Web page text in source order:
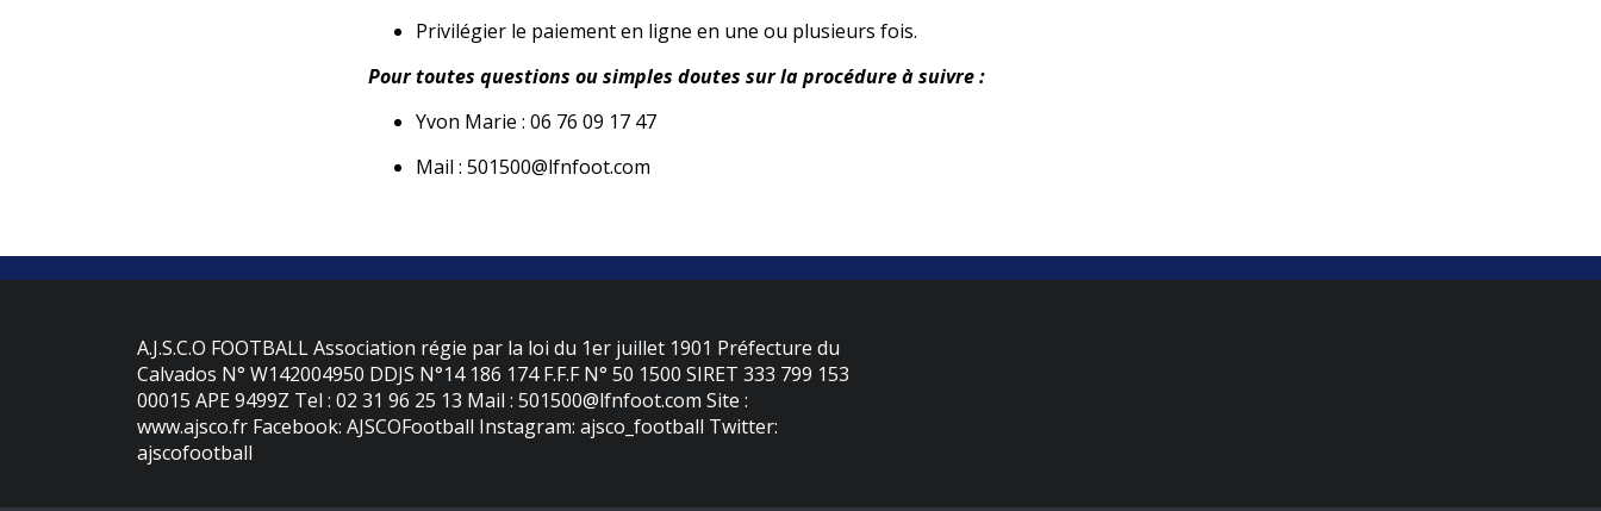
Privilégier le paiement en ligne en une ou plusieurs fois.
Pour toutes questions ou simples doutes sur la procédure à suivre :
Yvon Marie : 06 76 09 17 47
Mail : 501500@lfnfoot.com
A.J.S.C.O FOOTBALL Association régie par la loi du 1er juillet 1901 Préfecture du
Calvados N° W142004950 DDJS N°14 186 174 F.F.F N° 50 1500 SIRET 333 799 153
00015 APE 9499Z Tel : 02 31 96 25 13 Mail : 501500@lfnfoot.com Site :
www.ajsco.fr Facebook: AJSCOFootball Instagram: ajsco_football Twitter:
ajscofootball